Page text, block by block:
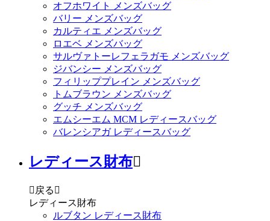
オフホワイト メンズバッグ
バリー メンズバッグ
カルティエ メンズバッグ
ロエベ メンズバッグ
サルヴァトーレフェラガモ メンズバッグ
ジバンシー メンズバッグ
フィリッププレイン メンズバッグ
トムブラウン メンズバッグ
グッチ メンズバッグ
エムシーエム MCM レディースバッグ
バレンシアガ レディースバッグ
レディース財布
 戻る 
レディース財布
ルブタン レディース財布